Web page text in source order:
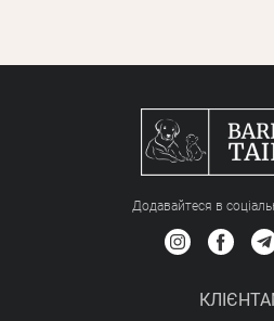
Додавайтеся в